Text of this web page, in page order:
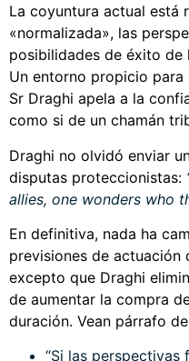
La coyuntura actual está
«normalizada», las
posibilidades de éxito de
Un entorno propicio para
Sr Draghi apela a la
como si de un chamán
Draghi no olvidó enviar
disputas proteccionistas:
allies, one wonders who
En definitiva, nada ha
previsiones de actuación
excepto que Draghi
de aumentar la compra
duración. Vean párrafo
“Si las perspectivas